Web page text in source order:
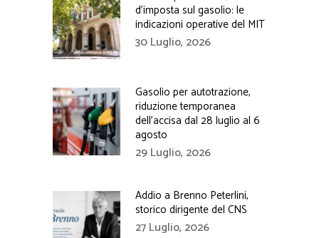
d’imposta sul gasolio: le
indicazioni operative del MIT
30 Luglio, 2026
Gasolio per autotrazione,
riduzione temporanea
dell’accisa dal 28 luglio al 6
agosto
29 Luglio, 2026
Addio a Brenno Peterlini,
storico dirigente del CNS
27 Luglio, 2026